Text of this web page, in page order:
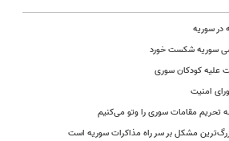
سوریه شکست خورد
امنیت
مقامات سوری را وتو می‌کنیم
مشکل بر سر راه مذاکرات سوریه است